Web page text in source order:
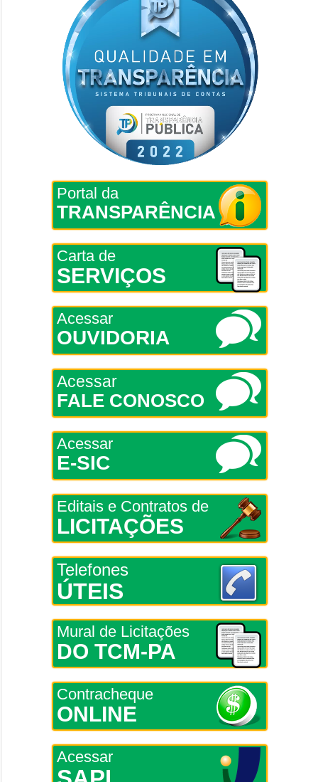
Portal da
TRANSPARÊNCIA
Carta de
SERVIÇOS
Acessar
OUVIDORIA
Acessar
FALE CONOSCO
Acessar
E-SIC
Editais e Contratos de
LICITAÇÕES
Telefones
ÚTEIS
Mural de Licitações
DO TCM-PA
Contracheque
ONLINE
Acessar